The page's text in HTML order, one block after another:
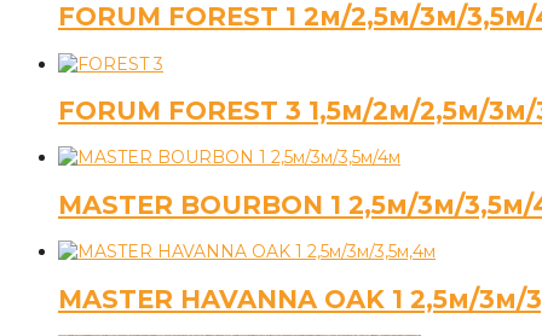
FORUM FOREST 1 2м/2,5м/3м/
FORUM FOREST 3 1,5м/2м/2,5м/
MASTER BOURBON 1 2,5м/3м/
MASTER HAVANNA OAK 1 2,5м/3м/